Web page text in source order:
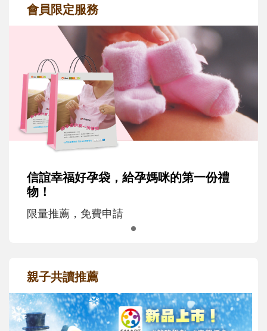
會員限定服務
信誼幸福好孕袋，給孕媽咪的第一份禮
物！
限量推薦，免費申請
親子共讀推薦